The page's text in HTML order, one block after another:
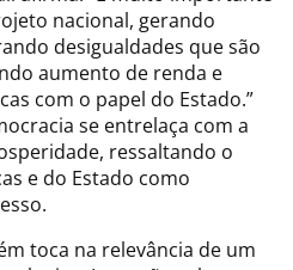
nacional, gerando
desigualdades que são
aumento de renda e
com o papel do Estado.”
se entrelaça com a
ressaltando o
e do Estado como
toca na relevância de um